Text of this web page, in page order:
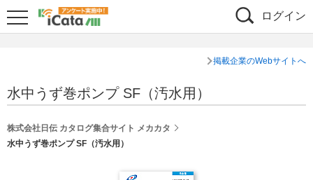
ログイン
掲載企業のWebサイトへ
水中うず巻ポンプ SF（汚水用）
株式会社日伝 カタログ集合サイト メカカタ
水中うず巻ポンプ SF（汚水用）